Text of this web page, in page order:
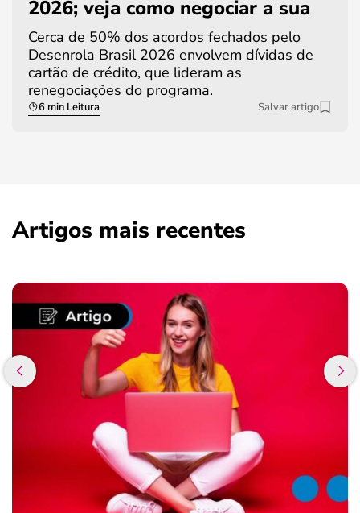
2026; veja como negociar a sua
Cerca de 50% dos acordos fechados pelo
Desenrola Brasil 2026 envolvem dívidas de
cartão de crédito, que lideram as
renegociações do programa.
6 min Leitura Salvar artigo
Artigos mais recentes